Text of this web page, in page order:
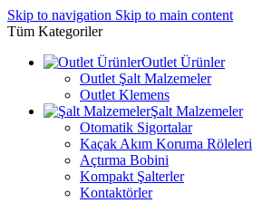
Skip to navigation Skip to main content
Tüm Kategoriler
Outlet Ürünler
Outlet Şalt Malzemeler
Outlet Klemens
Şalt Malzemeler
Otomatik Sigortalar
Kaçak Akım Koruma Röleleri
Açtırma Bobini
Kompakt Şalterler
Kontaktörler